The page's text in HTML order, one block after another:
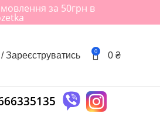
за 50грн в
/ Зареєструватись 0 0 ₴